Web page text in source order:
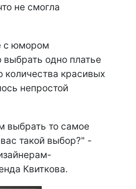
не смогла
с юмором
выбрать одно платье
количества красивых
непростой
выбрать то самое
такой выбор?" -
Квиткова.